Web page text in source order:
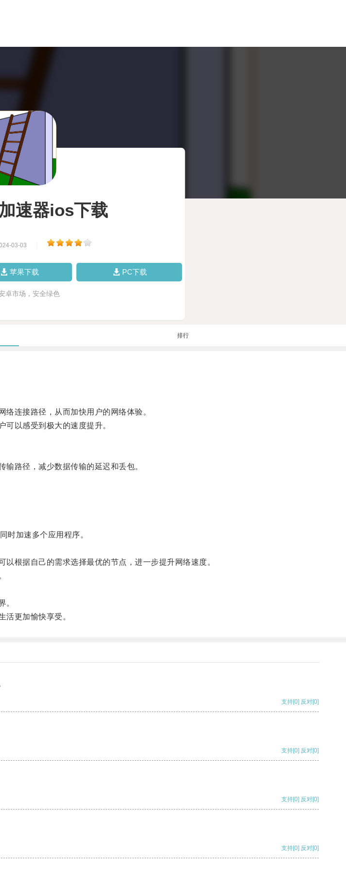
速器ios下载
03-03
苹果下载 PC下载
卓市场，安全绿色
排行
连接路径，从而加快用户的网络体验。
以感受到极大的速度提升。
路径，减少数据传输的延迟和丢包。
加速多个应用程序。
根据自己的需求选择最优的节点，进一步提升网络速度。
。
更加愉快享受。
支持[0] 反对[0]
支持[0] 反对[0]
支持[0] 反对[0]
支持[0] 反对[0]